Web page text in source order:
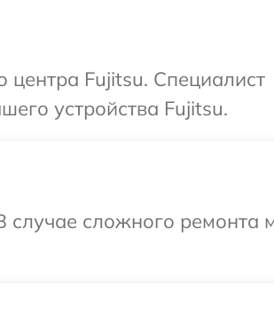
центра Fujitsu. Специалист
устройства Fujitsu.
случае сложного ремонта